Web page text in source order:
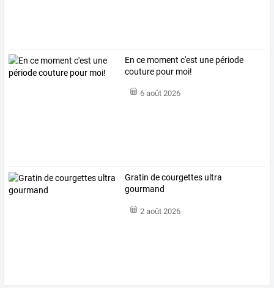
En ce moment c'est une période
couture pour moi!
6 août 2026
Gratin de courgettes ultra
gourmand
2 août 2026